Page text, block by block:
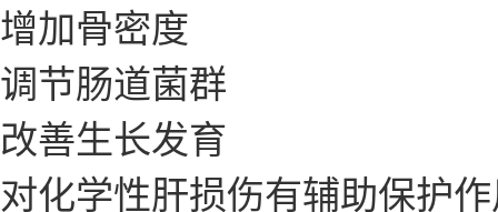
增加骨密度
调节肠道菌群
改善生长发育
对化学性肝损伤有辅助保护